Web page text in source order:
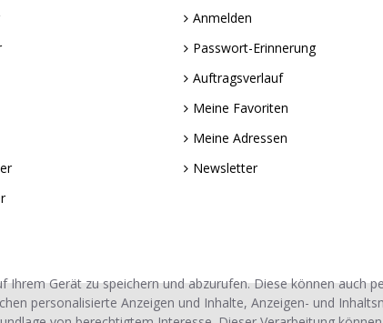
Anmelden
Passwort-Erinnerung
Auftragsverlauf
Meine Favoriten
Meine Adressen
Newsletter
Gerät zu speichern und abzurufen. Diese können auch
personalisierte Anzeigen und Inhalte, Anzeigen- und